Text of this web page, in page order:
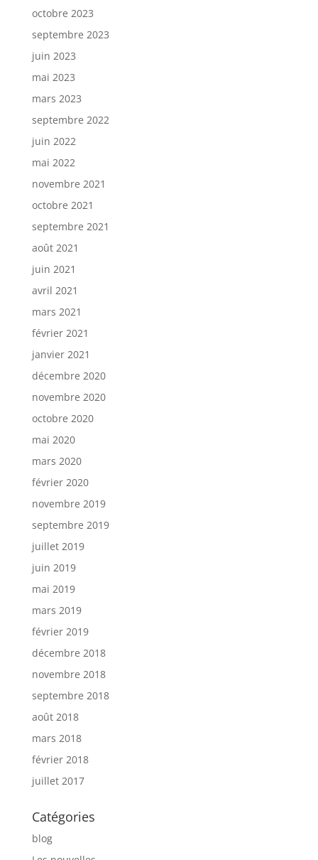
octobre 2023
septembre 2023
juin 2023
mai 2023
mars 2023
septembre 2022
juin 2022
mai 2022
novembre 2021
octobre 2021
septembre 2021
août 2021
juin 2021
avril 2021
mars 2021
février 2021
janvier 2021
décembre 2020
novembre 2020
octobre 2020
mai 2020
mars 2020
février 2020
novembre 2019
septembre 2019
juillet 2019
juin 2019
mai 2019
mars 2019
février 2019
décembre 2018
novembre 2018
septembre 2018
août 2018
mars 2018
février 2018
juillet 2017
Catégories
blog